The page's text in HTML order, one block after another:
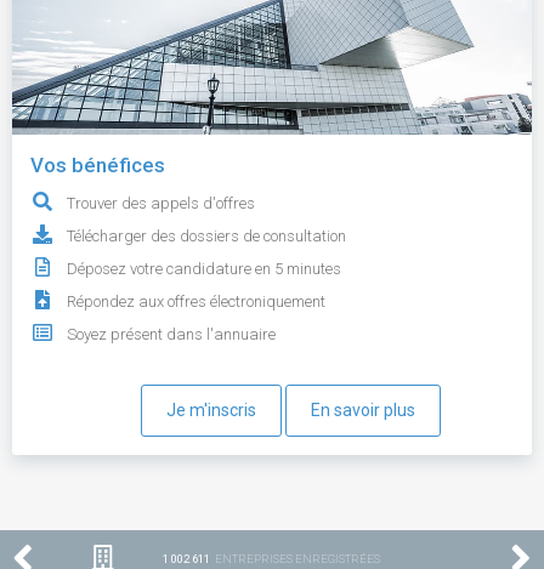
Vos bénéfices
Trouver des appels d'offres
Télécharger des dossiers de consultation
Déposez votre candidature en 5 minutes
Répondez aux offres électroniquement
Soyez présent dans l'annuaire
Je m'inscris En savoir plus
1 002 611 ENTREPRISES ENREGISTRÉES